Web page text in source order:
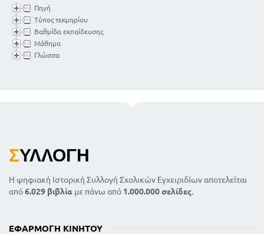
Πηγή
Τύπος τεκμηρίου
Βαθμίδα εκπαίδευσης
Μάθημα
Γλώσσα
ΣΥΛΛΟΓΉ
Η ψηφιακή Ιστορική Συλλογή Σχολικών Εγχειριδίων αποτελείται
από6.029 βιβλία με πάνω από 1.000.000 σελίδες.
ΕΦΑΡΜΟΓΉ ΚΙΝΗΤΟΎ